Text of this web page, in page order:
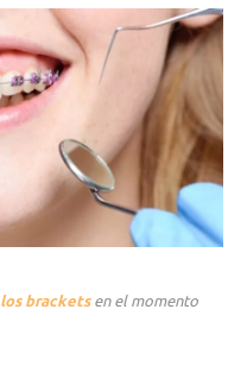
los brackets en el momento